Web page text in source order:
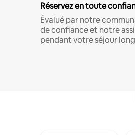
Réservez en toute
Évalué par notre
de confiance et notre
pendant votre séjour